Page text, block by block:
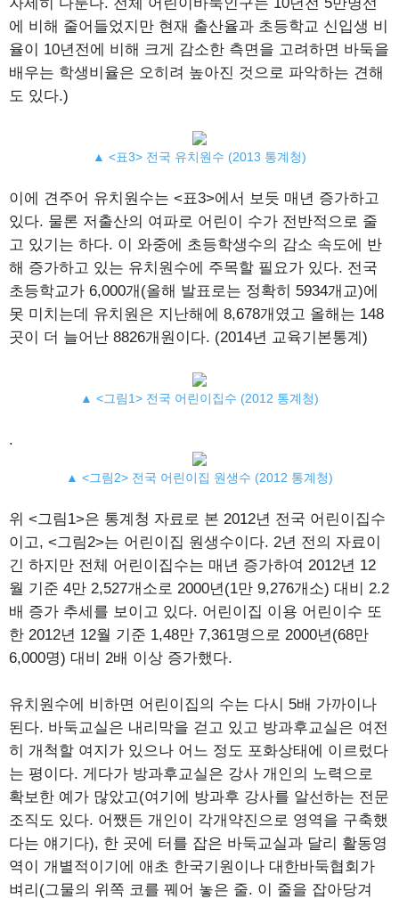
에 비해 줄어들었지만 현재 출산율과 초등학교 신입생 비
율이 10년전에 비해 크게 감소한 측면을 고려하면 바둑을
배우는 학생비율은 오히려 높아진 것으로 파악하는 견해
도 있다.)
▲ <표3> 전국 유치원수 (2013 통계청)
이에 견주어 유치원수는 <표3>에서 보듯 매년 증가하고
있다. 물론 저출산의 여파로 어린이 수가 전반적으로 줄
고 있기는 하다. 이 와중에 초등학생수의 감소 속도에 반
해 증가하고 있는 유치원수에 주목할 필요가 있다. 전국
초등학교가 6,000개(올해 발표로는 정확히 5934개교)에
못 미치는데 유치원은 지난해에 8,678개였고 올해는 148
곳이 더 늘어난 8826개원이다. (2014년 교육기본통계)
▲ <그림1> 전국 어린이집수 (2012 통계청)
.
▲ <그림2> 전국 어린이집 원생수 (2012 통계청)
위 <그림1>은 통계청 자료로 본 2012년 전국 어린이집수
이고, <그림2>는 어린이집 원생수이다. 2년 전의 자료이
긴 하지만 전체 어린이집수는 매년 증가하여 2012년 12
월 기준 4만 2,527개소로 2000년(1만 9,276개소) 대비 2.2
배 증가 추세를 보이고 있다. 어린이집 이용 어린이수 또
한 2012년 12월 기준 1,48만 7,361명으로 2000년(68만
6,000명) 대비 2배 이상 증가했다.
유치원수에 비하면 어린이집의 수는 다시 5배 가까이나
된다. 바둑교실은 내리막을 걷고 있고 방과후교실은 여전
히 개척할 여지가 있으나 어느 정도 포화상태에 이르렀다
는 평이다. 게다가 방과후교실은 강사 개인의 노력으로
확보한 예가 많았고(여기에 방과후 강사를 알선하는 전문
조직도 있다. 어쨌든 개인이 각개약진으로 영역을 구축했
다는 얘기다), 한 곳에 터를 잡은 바둑교실과 달리 활동영
역이 개별적이기에 애초 한국기원이나 대한바둑협회가
벼리(그물의 위쪽 코를 꿰어 놓은 줄. 이 줄을 잡아당겨